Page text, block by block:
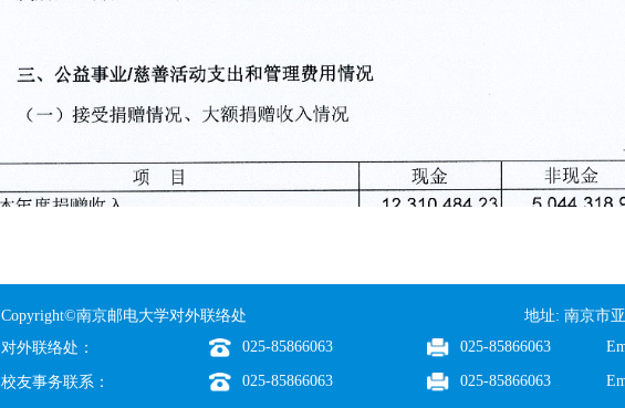
Copyright©南京邮电大学对外联络处
地址: 南京市
对外联络处：
025-85866063 025-85866063
校友事务联系： 025-85866063 025-85866063